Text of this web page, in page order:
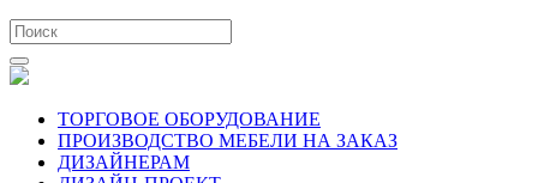
ТОРГОВОЕ ОБОРУДОВАНИЕ
ПРОИЗВОДСТВО МЕБЕЛИ НА ЗАКАЗ
ДИЗАЙНЕРАМ